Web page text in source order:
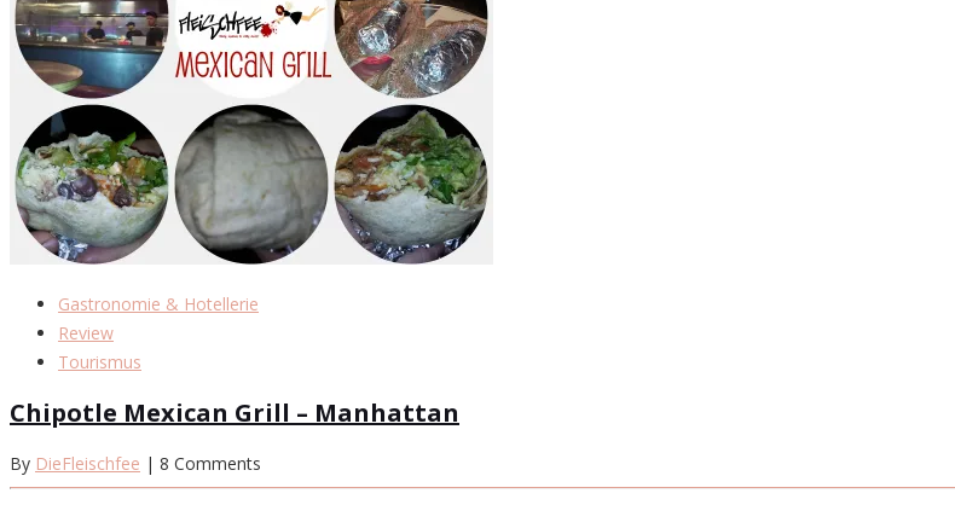
Gastronomie & Hotellerie
Review
Tourismus
Chipotle Mexican Grill – Manhattan
By DieFleischfee | 8 Comments